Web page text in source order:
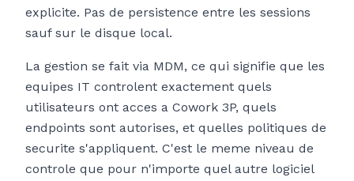
explicite. Pas de persistence entre les sessions
sauf sur le disque local.
La gestion se fait via MDM, ce qui signifie que les
equipes IT controlent exactement quels
utilisateurs ont acces a Cowork 3P, quels
endpoints sont autorises, et quelles politiques de
securite s'appliquent. C'est le meme niveau de
controle que pour n'importe quel autre logiciel